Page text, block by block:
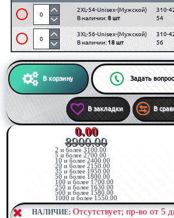
0.00
8900.00
2 и более 3100.00
5 и более 2700.00
10 и более 2400.00
20 и более 2150.00
35 и более 1950.00
50 и более 1800.00
100 и более 1700.00
250 и более 1630.00
500 и более 1580.00
1000 и более 1550.00
⠀НАЛИЧИЕ: Отсутствует; пр-во от 5
2XL-54-Unisex-(Мужской)
В наличии:8 шт
310-
54
3XL-56-Unisex-(Мужской)
В наличии: 18 шт
310-
56
В корзину Задать
В закладки В